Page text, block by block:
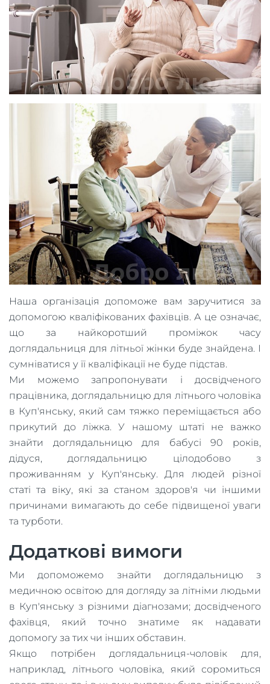
Наша організація допоможе вам заручитися за
допомогою кваліфікованих фахівців. А це означає,
що за найкоротший проміжок часу
доглядальниця для літньої жінки буде знайдена. І
сумніватися у її кваліфікації не буде підстав.
Ми можемо запропонувати і досвідченого
працівника, доглядальницю для літнього чоловіка
в Куп'янську, який сам тяжко переміщається або
прикутий до ліжка. У нашому штаті не важко
знайти доглядальницю для бабусі 90 років,
дідуся, доглядальницю цілодобово з
проживанням у Куп'янську. Для людей різної
статі та віку, які за станом здоров'я чи іншими
причинами вимагають до себе підвищеної уваги
та турботи.
Додаткові вимоги
Ми допоможемо знайти доглядальницю з
медичною освітою для догляду за літніми людьми
в Куп'янську з різними діагнозами; досвідченого
фахівця, який точно знатиме як надавати
допомогу за тих чи інших обставин.
Якщо потрібен доглядальниця-чоловік для,
наприклад, літнього чоловіка, який соромиться